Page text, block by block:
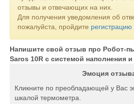
отзывы и отвечающих на них.
Для получения уведомления об
пожалуйста, пройдите регистрацию
Напишите свой отзыв про Робот-
Saros 10R c системой наполнения
Эмоция
Кликните по преобладающей у Вас
шкалой термометра.